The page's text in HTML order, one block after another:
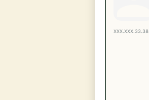
XXX.XXX.33.38